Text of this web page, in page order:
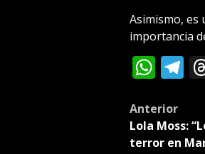
Asimismo, es
importancia
Post
Anterior
Lola Moss:
terror en